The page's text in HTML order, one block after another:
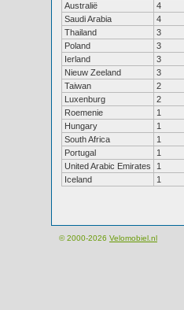
Australië
4
Saudi Arabia
4
Thailand
3
Poland
3
Ierland
3
Nieuw Zeeland
3
Taiwan
2
Luxenburg
2
Roemenie
1
Hungary
1
South Africa
1
Portugal
1
United Arabic Emirates
1
Iceland
1
© 2000-2026 Velomobiel.nl